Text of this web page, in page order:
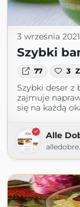
3 września 2021
Szybki
77 3
Szybki deser
zajmuje
się na każdą
Alle